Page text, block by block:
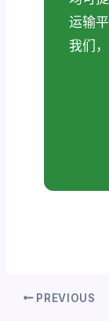
运输
我们
PREVIOUS